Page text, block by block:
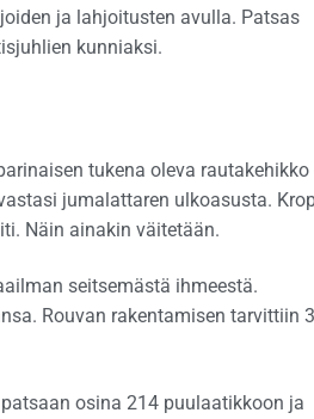
ja lahjoitusten avulla. Patsas
kunniaksi.
tukena oleva rautakehikko
jumalattaren ulkoasusta.
Näin ainakin väitetään.
seitsemästä ihmeestä.
Rouvan rakentamisen tarvittiin
osina 214 puulaatikkoon ja